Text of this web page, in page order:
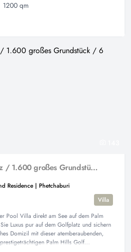
1200 qm
Seelage am Golfplatz / 1.600 großes Grundstück / 6 Schlafzimmer
Residence | Phetchaburi
Villa
Pool Villa direkt am See auf dem Palm
Luxus pur auf dem Golfplatz und sichern
Domizil mit dieser atemberaubenden,
Palm Hills Golf...